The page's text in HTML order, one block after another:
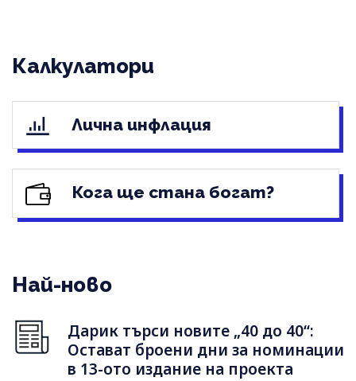
Калкулатори
Лична инфлация
Кога ще стана богат?
Най-ново
Дарик търси новите „40 до 40“:
Остават броени дни за номинации
в 13-ото издание на проекта